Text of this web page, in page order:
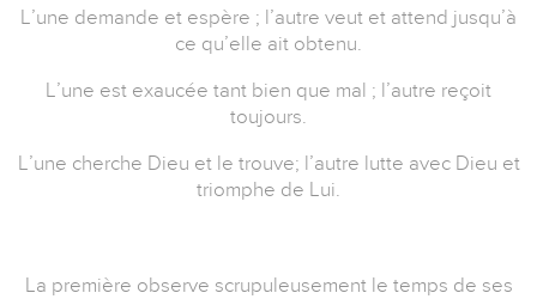
L’une demande et espère ; l’autre veut et attend jusqu’à
ce qu’elle ait obtenu.
L’une est exaucée tant bien que mal ; l’autre reçoit
toujours.
L’une cherche Dieu et le trouve; l’autre lutte avec Dieu et
triomphe de Lui.
La première observe scrupuleusement le temps de ses